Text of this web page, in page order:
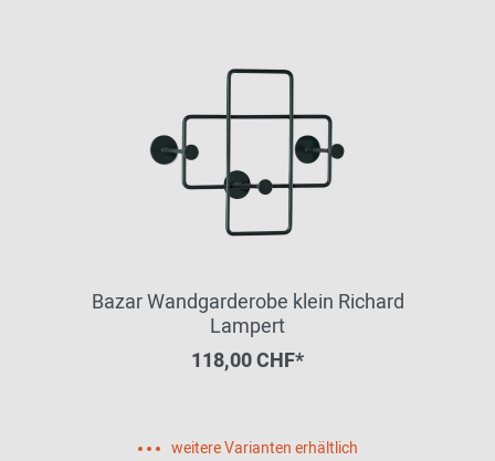
Bazar Wandgarderobe klein Richard
Lampert
118,00 CHF*
weitere Varianten erhältlich